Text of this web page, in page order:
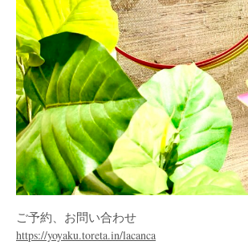
ご予約、お問い合わせ
https://yoyaku.toreta.in/lacanca